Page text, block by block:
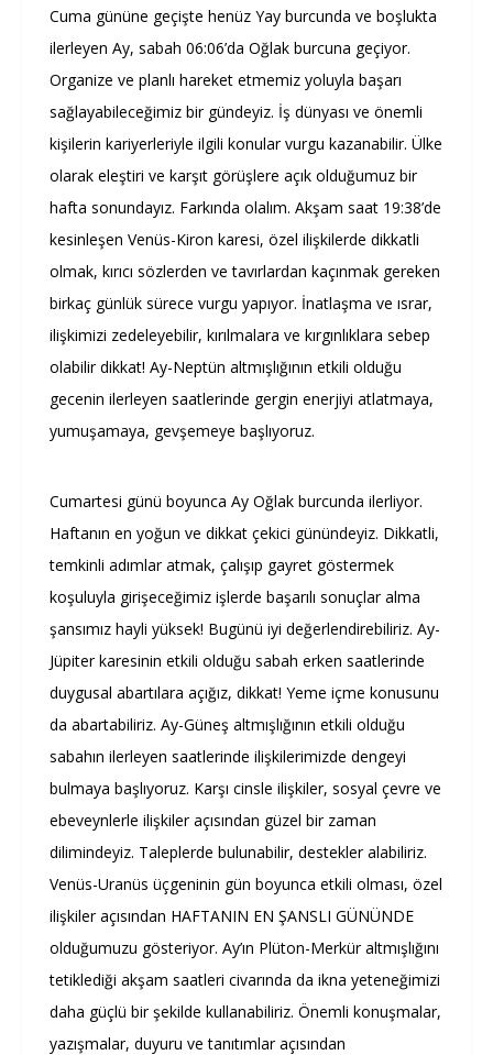
Cuma gününe geçişte henüz Yay burcunda ve boşlukta
ilerleyen Ay, sabah 06:06’da Oğlak burcuna geçiyor.
Organize ve planlı hareket etmemiz yoluyla başarı
sağlayabileceğimiz bir gündeyiz. İş dünyası ve önemli
kişilerin kariyerleriyle ilgili konular vurgu kazanabilir. Ülke
olarak eleştiri ve karşıt görüşlere açık olduğumuz bir
hafta sonundayız. Farkında olalım. Akşam saat 19:38’de
kesinleşen Venüs-Kiron karesi, özel ilişkilerde dikkatli
olmak, kırıcı sözlerden ve tavırlardan kaçınmak gereken
birkaç günlük sürece vurgu yapıyor. İnatlaşma ve ısrar,
ilişkimizi zedeleyebilir, kırılmalara ve kırgınlıklara sebep
olabilir dikkat! Ay-Neptün altmışlığının etkili olduğu
gecenin ilerleyen saatlerinde gergin enerjiyi atlatmaya,
yumuşamaya, gevşemeye başlıyoruz.
Cumartesi günü boyunca Ay Oğlak burcunda ilerliyor.
Haftanın en yoğun ve dikkat çekici günündeyiz. Dikkatli,
temkinli adımlar atmak, çalışıp gayret göstermek
koşuluyla girişeceğimiz işlerde başarılı sonuçlar alma
şansımız hayli yüksek! Bugünü iyi değerlendirebiliriz. Ay-
Jüpiter karesinin etkili olduğu sabah erken saatlerinde
duygusal abartılara açığız, dikkat! Yeme içme konusunu
da abartabiliriz. Ay-Güneş altmışlığının etkili olduğu
sabahın ilerleyen saatlerinde ilişkilerimizde dengeyi
bulmaya başlıyoruz. Karşı cinsle ilişkiler, sosyal çevre ve
ebeveynlerle ilişkiler açısından güzel bir zaman
dilimindeyiz. Taleplerde bulunabilir, destekler alabiliriz.
Venüs-Uranüs üçgeninin gün boyunca etkili olması, özel
ilişkiler açısından HAFTANIN EN ŞANSLI GÜNÜNDE
olduğumuzu gösteriyor. Ay’ın Plüton-Merkür altmışlığını
tetiklediği akşam saatleri civarında da ikna yeteneğimizi
daha güçlü bir şekilde kullanabiliriz. Önemli konuşmalar,
yazışmalar, duyuru ve tanıtımlar açısından